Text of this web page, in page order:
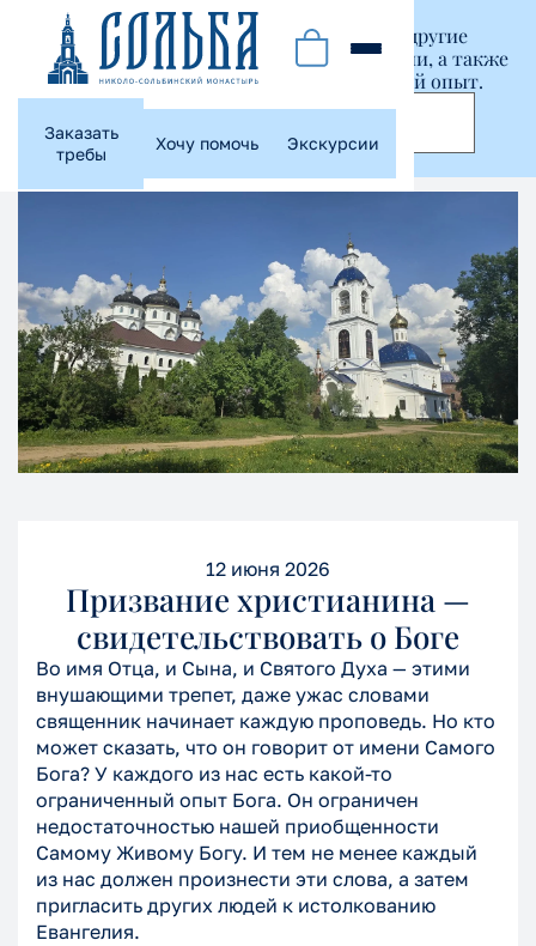
Заказать
требы
Хочу помочь Экскурсии
12 июня 2026
Призвание христианина —
свидетельствовать о Боге
Во имя Отца, и Сына, и Святого Духа — этими
внушающими трепет, даже ужас словами
священник начинает каждую проповедь. Но кто
может сказать, что он говорит от имени Самого
Бога? У каждого из нас есть какой-то
ограниченный опыт Бога. Он ограничен
недостаточностью нашей приобщенности
Самому Живому Богу. И тем не менее каждый
из нас должен произнести эти слова, а затем
пригласить других людей к истолкованию
Евангелия.
Этот сайт использует куки-файлы и другие
технологии, чтобы помочь вам в навигации, а также
предоставить лучший пользовательский опыт.